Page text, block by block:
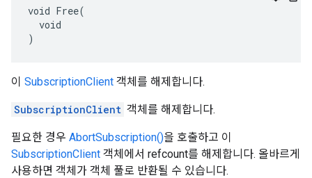
void Free(
  void
)
이 SubscriptionClient 객체를 해제합니다.
SubscriptionClient 객체를 해제합니다.
필요한 경우 AbortSubscription()을 호출하고 이
SubscriptionClient 객체에서 refcount를 해제합니다. 올바르게
사용하면 객체가 객체 풀로 반환될 수 있습니다.